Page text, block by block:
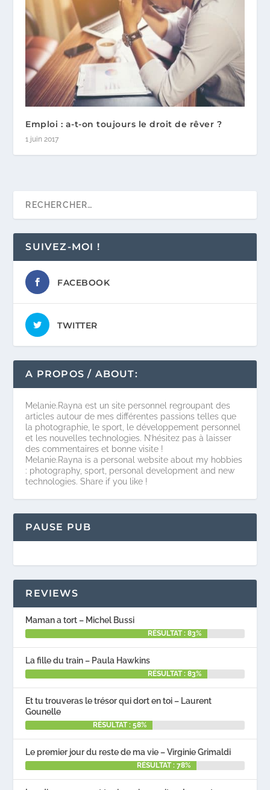
Emploi : a-t-on toujours le droit de rêver ?
1 juin 2017
SUIVEZ-MOI !
FACEBOOK
TWITTER
A PROPOS / ABOUT:
Melanie.Rayna est un site personnel regroupant des
articles autour de mes différentes passions telles que
la photographie, le sport, le développement personnel
et les nouvelles technologies. N’hésitez pas à laisser
des commentaires et bonne visite !
Melanie.Rayna is a personal website about my hobbies
: photography, sport, personal development and new
technologies. Share if you like !
PAUSE PUB
REVIEWS
Maman a tort – Michel Bussi
RÉSULTAT : 83%
La fille du train – Paula Hawkins
RÉSULTAT : 83%
Et tu trouveras le trésor qui dort en toi – Laurent
Gounelle
RÉSULTAT : 58%
Le premier jour du reste de ma vie – Virginie Grimaldi
RÉSULTAT : 78%